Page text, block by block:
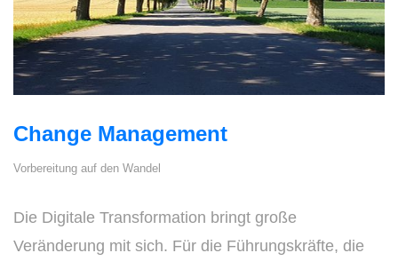
Change Management
Vorbereitung auf den Wandel
Die Digitale Transformation bringt große
Veränderung mit sich. Für die Führungskräfte, die